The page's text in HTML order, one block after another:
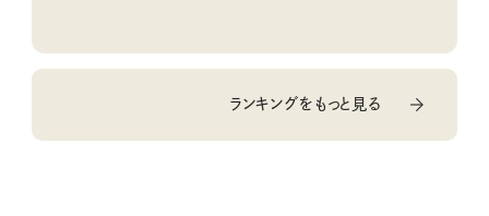
ランキングをもっと見る